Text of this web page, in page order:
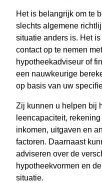
Het is belangrijk om te
slechts algemene
situatie anders is. Het
contact op te nemen
hypotheekadviseur of
een nauwkeurige
op basis van uw
Zij kunnen u helpen bij
leencapaciteit,
inkomen, uitgaven en
factoren. Daarnaast
adviseren over de
hypotheekvormen en
situatie.